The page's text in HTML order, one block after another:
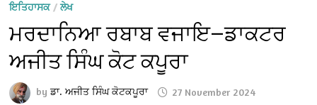
ਇਤਿਹਾਸਕ/ਲੇਖ
ਮਰਦਾਨਿਆ ਰਬਾਬ ਵਜਾਇ—ਡਾਕਟਰ
ਅਜੀਤ ਸਿੰਘ ਕੋਟ ਕਪੂਰਾ
byਡਾ. ਅਜੀਤ ਸਿੰਘ ਕੋਟਕਪੂਰਾ 27 November 2024